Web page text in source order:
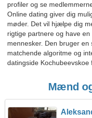
profiler og se
Online dating giver dig
møder. Det vil hjælpe dig
rigtige partnere og have
mennesker. Den bruger
matchende algoritme og
datingside
Mænd